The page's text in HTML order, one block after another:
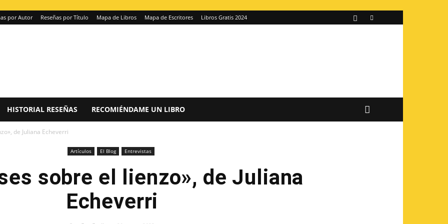
por Autor Reseñas por Título Mapa de Libros Mapa de Escritores Libros Gratis 2024
HISTORIAL RESEÑAS RECOMIÉNDAME UN LIBRO
de Juliana Echeverri
Artículos El Blog Entrevistas
sobre el lienzo», de Juliana
Echeverri